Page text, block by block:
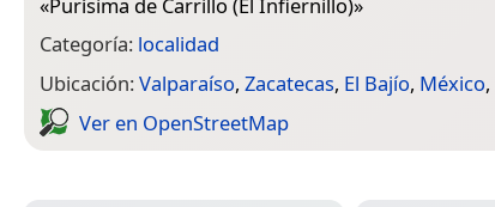
Categoría: localidad
Ubicación:Valparaíso, Zacatecas, El Bajío, México,
Ver en Open­Street­Map